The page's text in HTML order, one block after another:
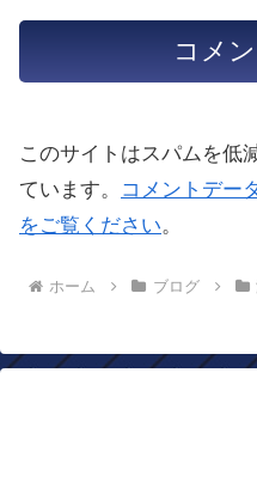
このサイトはスパムを低
ています。
コメントデー
をご覧ください。
ホーム ブログ